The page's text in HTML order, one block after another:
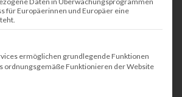
ihre Plotter haben möchten.
maximale Flexibilität und
nach Bedarf anzupassen –
Einsätze. Das Leasing
zu modernster
ohne hohe Anfangskosten
für Europäerinnen und Europäer eine
Liste der Service-Gruppen,
ermöglichen grundlegende Funktionen
ordnungsgemäße Funktionieren der Website